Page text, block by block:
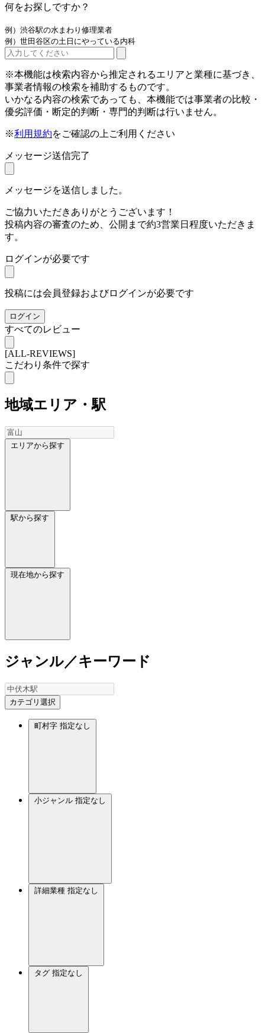
何をお探しですか？
例）渋谷駅の水まわり修理業者
例）世田谷区の土日にやっている内科
※本機能は検索内容から推定されるエリアと業種に基づき、
事業者情報の検索を補助するものです。
いかなる内容の検索であっても、本機能では事業者の比較・
優劣評価・断定的判断・専門的判断は行いません。
※利用規約をご確認の上ご利用ください
メッセージ送信完了
メッセージを送信しました。
ご協力いただきありがとうございます！
投稿内容の審査のため、公開まで約3営業日程度いただきま
す。
ログインが必要です
投稿には会員登録およびログインが必要です
ログイン
すべてのレビュー
[ALL-REVIEWS]
こだわり条件で探す
地域エリア・駅
エリアから探す
駅から探す
現在地から探す
ジャンル／キーワード
カテゴリ選択
町村字 指定なし
小ジャンル 指定なし
詳細業種 指定なし
タグ 指定なし